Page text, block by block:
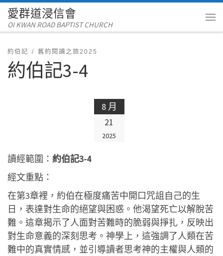
Skip to content
愛群道浸信會
OI KWAN ROAD BAPTIST CHURCH
約伯記 舊約閱讀之旅2025
約伯記3-4
8 月
21
2025
讀經範圍： 約伯記3-4
經文重點：
在第3章裡，約伯在極度痛苦中開口咒詛自己的生
日，表達對生命的絕望與困惑。他渴望死亡以解脫苦
難。這章揭示了人面對苦難時的脆弱與掙扎，反映出
對生命意義的深刻思考。神學上，這強調了人類在苦
難中的真實情感，並引導讀者思考神的主權與人類的